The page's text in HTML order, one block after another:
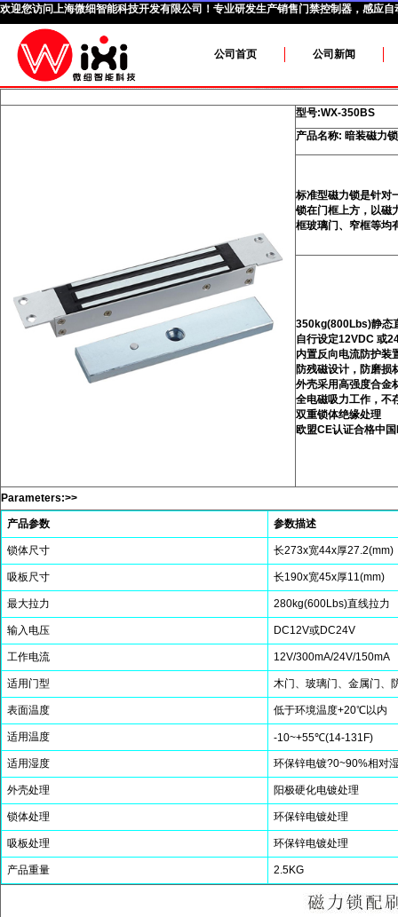
欢迎您访问上海微细智能科技开发有限公司 ！专业研发生产销售门禁控制器，感应
公司首页 公司新闻
型号:WX-350BS
产品名称: 暗装磁力
标准型磁力锁是针对
锁在门框上方，以磁
框玻璃门、窄框等均
350kg(800Lbs)静态
自行设定12VDC 或
内置反向电流防护装
防残磁设计，防磨损
外壳采用高强度合金
全电磁吸力工作，不
双重锁体绝缘处理
欧盟CE认证合格中
Parameters:>>
产品参数 参数描述
锁体尺寸 长273x宽44x厚27.2(mm)
吸板尺寸 长190x宽45x厚11(mm)
最大拉力 280kg(600Lbs)直线拉力
输入电压 DC12V或DC24V
工作电流 12V/300mA/24V/150mA
适用门型 木门、玻璃门、金属门、
表面温度 低于环境温度+20℃以内
适用温度 -10~+55℃(14-131F)
适用湿度 环保锌电镀?0~90%相对
外壳处理 阳极硬化电镀处理
锁体处理 环保锌电镀处理
吸板处理 环保锌电镀处理
产品重量 2.5KG